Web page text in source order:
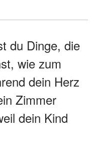
du Dinge, die
wie zum
dein Herz
Zimmer
dein Kind